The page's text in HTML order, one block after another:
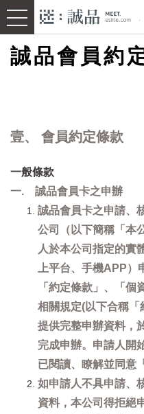
誠品會員約
壹、 會員約定條款
一般條款
一. 誠品會員卡之申辦
誠品會員卡之申請、
公司（以下簡稱「本
人於本公司指定的實
上平台、手機APP
「約定條款」、「個
相關規定(以下合稱
提供完整申辦資料，
完成申辦。申請人開
已閱讀、瞭解並同意
如申請人不具申請、
資料，本公司得拒絕